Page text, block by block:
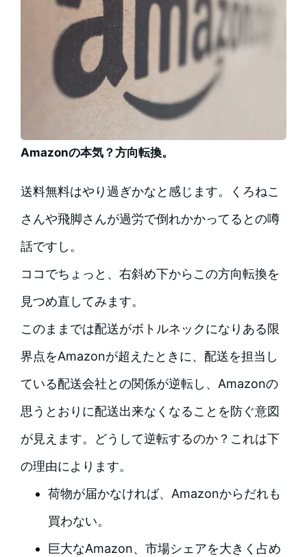
Amazonの本気？方向転換。
送料無料はやり過ぎかなと感じます。くろねこ
さんや飛脚さんが過労で倒れかかってるとの噂
話ですし。
ココでちょっと、右斜め下からこの方向転換を
見つめ直してみます。
このままでは配送がボトルネックになりある限
界点をAmazonが超えたときに、配送を担当し
ている配送会社との関係が逆転し、Amazonの
思うとおりに配送出来なくなることを防ぐ意図
が見えます。どうして逆転するのか？これは下
の理由によります。
荷物が届かなければ、Amazonからだれも
買わない。
巨大なAmazon、市場シェアを大きく占め